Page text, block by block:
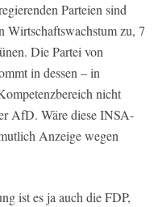
Parteien sind
Wirtschaftswachstum zu, 7
Die Partei von
in dessen – in
nicht
AfD. Wäre diese INSA-
Anzeige wegen
ist es ja auch die FDP,